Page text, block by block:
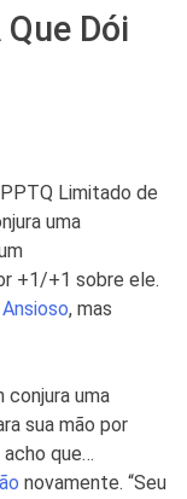
Dói
Limitado de
uma
+1/+1 sobre ele.
, mas
conjura uma
sua mão por
acho que…
novamente. “Seu